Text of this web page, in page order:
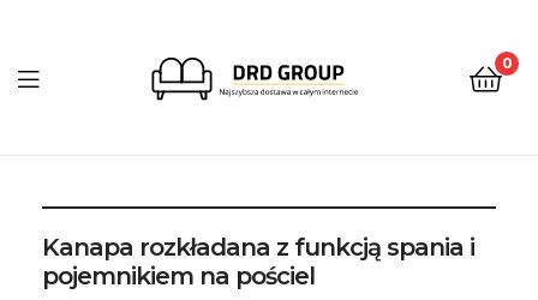
Group
0
Kanapa rozkładana z funkcją spania i
pojemnikiem na pościel